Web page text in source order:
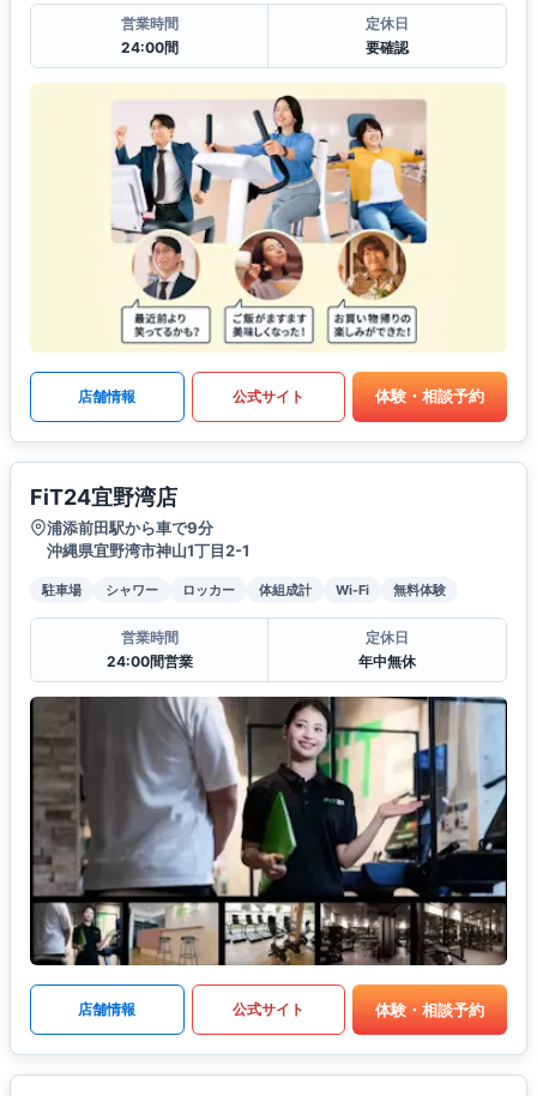
営業時間
24:00間
定休日
要確認
店舗情報 公式サイト 体験・相談予約
FiT24宜野湾店
浦添前田駅から車で9分
沖縄県宜野湾市神山1丁目2-1
駐車場 シャワー ロッカー 体組成計 Wi-Fi 無料体験
営業時間
24:00間営業
定休日
年中無休
店舗情報 公式サイト 体験・相談予約